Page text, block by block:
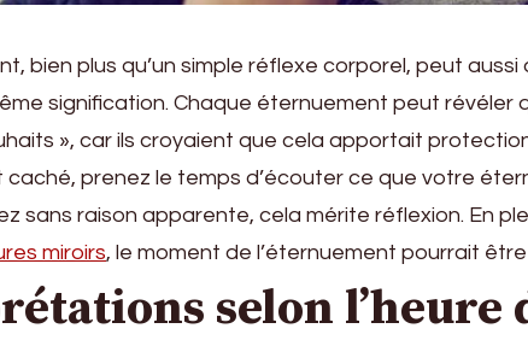
bien plus qu’un simple réflexe corporel, peut
signification. Chaque éternuement peut
», car ils croyaient que cela apportait
caché, prenez le temps d’écouter ce que votre
sans raison apparente, cela mérite réflexion. En
miroirs, le moment de l’éternuement pourrait
selon l’heure